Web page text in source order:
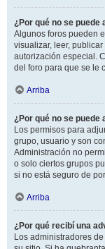
¿Por qué no se puede
Algunos foros pueden
visualizar, leer,
autorización especial.
del foro para que se le
Arriba
¿Por qué no se
Los permisos para
grupo, usuario y son
Administración no
o solo ciertos grupos
si no está seguro de
Arriba
¿Por qué recibí una
Los administradores